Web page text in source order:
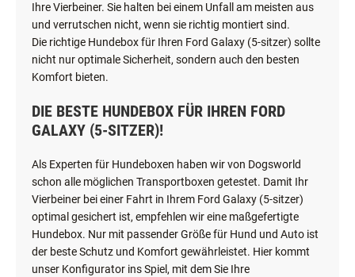
Ihre Vierbeiner. Sie halten bei einem Unfall am meisten aus
und verrutschen nicht, wenn sie richtig montiert sind.
Die richtige Hundebox für Ihren Ford Galaxy (5-sitzer) sollte
nicht nur optimale Sicherheit, sondern auch den besten
Komfort bieten.
DIE BESTE HUNDEBOX FÜR IHREN FORD
GALAXY (5-SITZER)!
Als Experten für Hundeboxen haben wir von Dogsworld
schon alle möglichen Transportboxen getestet. Damit Ihr
Vierbeiner bei einer Fahrt in Ihrem Ford Galaxy (5-sitzer)
optimal gesichert ist, empfehlen wir eine maßgefertigte
Hundebox. Nur mit passender Größe für Hund und Auto ist
der beste Schutz und Komfort gewährleistet. Hier kommt
unser Konfigurator ins Spiel, mit dem Sie Ihre